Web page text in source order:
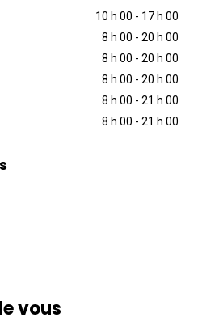
10 h 00 - 17 h 00
8 h 00 - 20 h 00
8 h 00 - 20 h 00
8 h 00 - 20 h 00
8 h 00 - 21 h 00
8 h 00 - 21 h 00
vous